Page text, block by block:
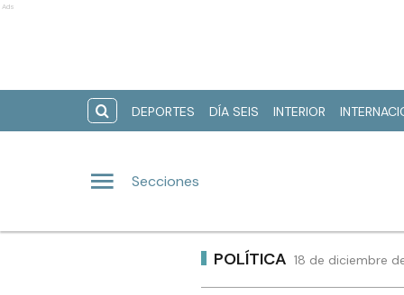
Ads
DEPORTES DÍA SEIS INTERIOR
Secciones
POLÍTICA 18 de diciembre